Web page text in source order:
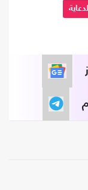
الدعاية